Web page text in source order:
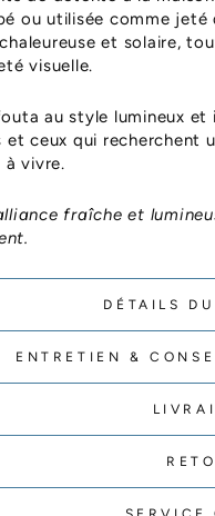
ou utilisée comme
et solaire,
visuelle.
au style lumineux
et ceux qui recherchent
à vivre.
fraîche et
DÉTAILS
ENTRETIEN &